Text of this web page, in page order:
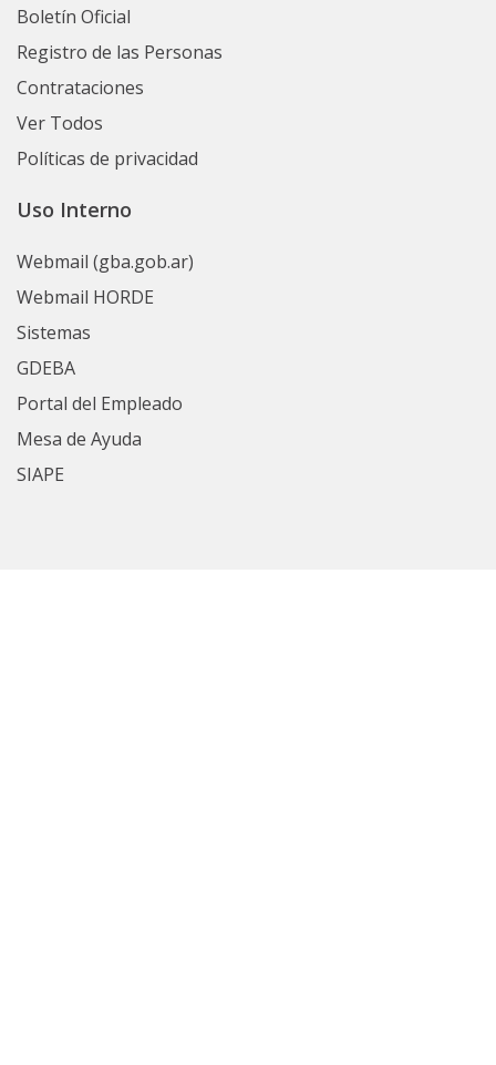
Boletín Oficial
Registro de las Personas
Contrataciones
Ver Todos
Políticas de privacidad
Uso Interno
Webmail (gba.gob.ar)
Webmail HORDE
Sistemas
GDEBA
Portal del Empleado
Mesa de Ayuda
SIAPE